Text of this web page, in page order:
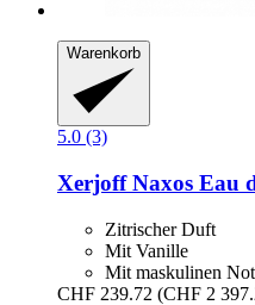
Warenkorb
5.0 (3)
XerjoffNaxos Eau
Zitrischer Duft
Mit Vanille
Mit maskulinen
CHF 239.72 (CHF 2